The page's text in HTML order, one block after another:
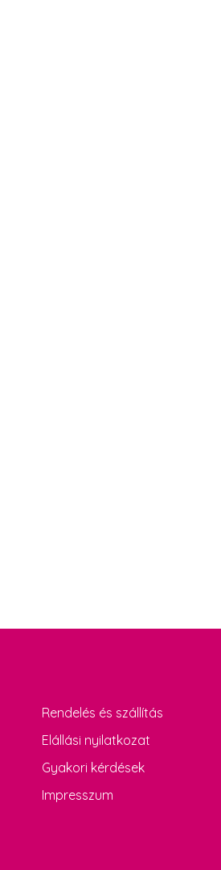
Rendelés és szállítás
Elállási nyilatkozat
Gyakori kérdések
Impresszum